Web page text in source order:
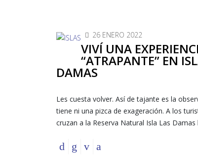
26 ENERO 2022
VIVÍ UNA
“ATRAPANTE” EN
DAMAS
Les cuesta volver. Así de tajante es la
tiene ni una pizca de exageración. A los
cruzan a la Reserva Natural Isla Las Damas